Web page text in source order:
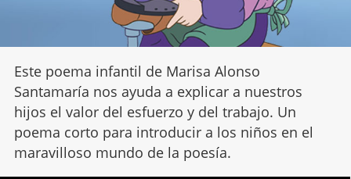
Este poema infantil de Marisa Alonso
Santamaría nos ayuda a explicar a nuestros
hijos el valor del esfuerzo y del trabajo. Un
poema corto para introducir a los niños en el
maravilloso mundo de la poesía.